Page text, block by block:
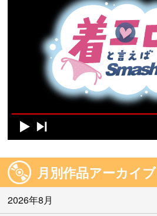
月別作品アーカイブ
2026年8月